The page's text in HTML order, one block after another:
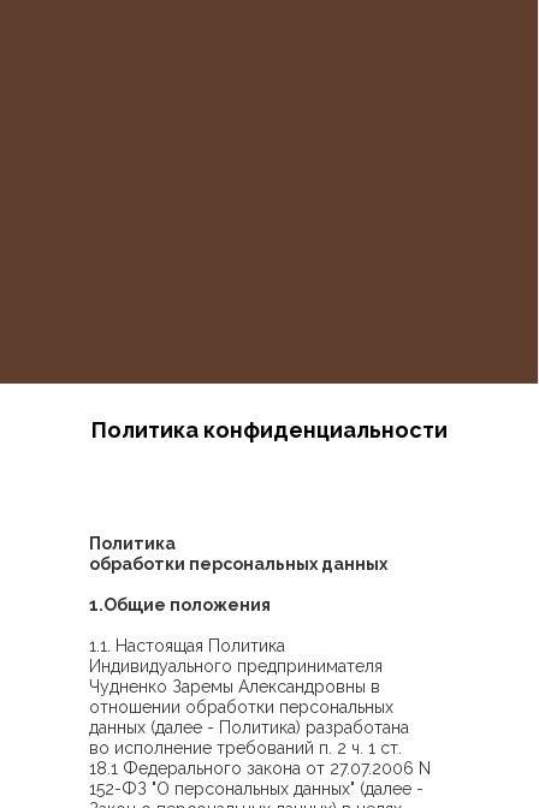
Политика конфиденциальности
Политика
обработки персональных данных
1.Общие положения
1.1. Настоящая Политика
Индивидуального предпринимателя
Чудненко Заремы Александровны в
отношении обработки персональных
данных (далее - Политика) разработана
во исполнение требований п. 2 ч. 1 ст.
18.1 Федерального закона от 27.07.2006 N
152-ФЗ "О персональных данных" (далее -